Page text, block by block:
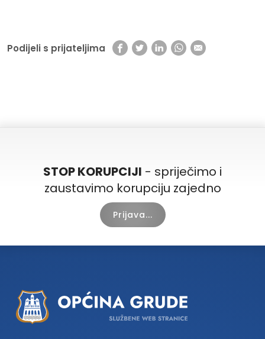
Podijeli s prijateljima
STOP KORUPCIJI - spriječimo i
zaustavimo korupciju zajedno
Prijava...